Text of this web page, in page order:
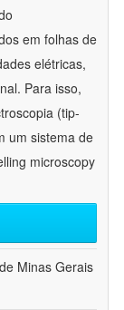
em folhas de
elétricas,
Para isso,
(tip-
um sistema de
microscopy
Minas Gerais